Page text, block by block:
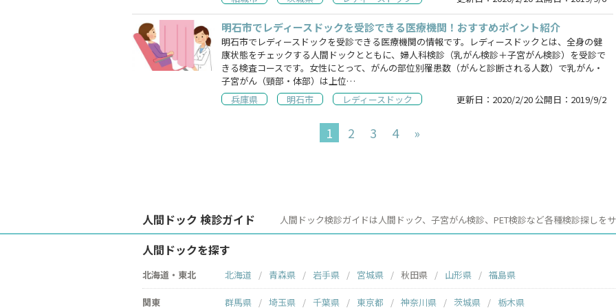
明石市でレディースドックを受診できる医療機関！おすすめポイント紹介
明石市でレディースドックを受診できる医療機関の情報です。レディースドックとは、全身の健
康状態をチェックする人間ドックとともに、婦人科検診（乳がん検診＋子宮がん検診）を受診で
きる検査コースです。女性にとって、がんの部位別罹患数（がんと診断される人数）で乳がん・
子宮がん（頸部・体部）は上位…
兵庫県
明石市 レディースドック 更新日： 2020/2/20 公開日： 2019/9/2
1 2 3 4 »
人間ドック 検診ガイド 人間ドック検診ガイドは人間ドック、子宮がん検診、PET検診など各種検診探しを
人間ドックを探す
北海道・東北 北海道 青森県 岩手県 宮城県 秋田県 山形県 福島県
関東 群馬県 埼玉県 千葉県 東京都 神奈川県 茨城県 栃木県